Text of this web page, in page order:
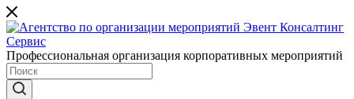
Профессиональная организация корпоративных мероприятий